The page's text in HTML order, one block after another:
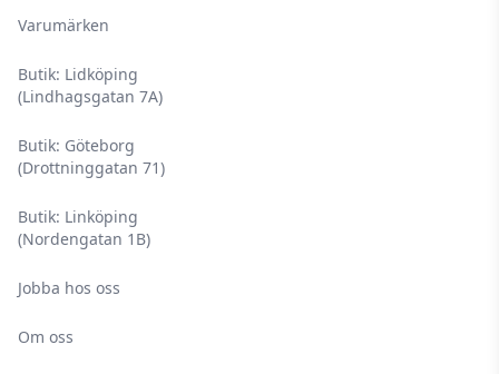
Varumärken
Butik: Lidköping
(Lindhagsgatan 7A)
Butik: Göteborg
(Drottninggatan 71)
Butik: Linköping
(Nordengatan 1B)
Jobba hos oss
Om oss